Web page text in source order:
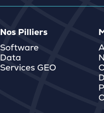
Nos Pilliers
Software
Data
Services GEO